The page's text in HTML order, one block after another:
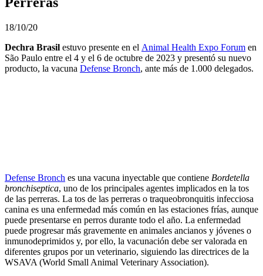
18/10/20
Dechra Brasil estuvo presente en el Animal Health Expo Forum en
São Paulo entre el 4 y el 6 de octubre de 2023 y presentó su nuevo
producto, la vacuna Defense Bronch, ante más de 1.000 delegados.
Defense Bronch es una vacuna inyectable que contiene Bordetella
bronchiseptica, uno de los principales agentes implicados en la tos
de las perreras. La tos de las perreras o traqueobronquitis infecciosa
canina es una enfermedad más común en las estaciones frías, aunque
puede presentarse en perros durante todo el año. La enfermedad
puede progresar más gravemente en animales ancianos y jóvenes o
inmunodeprimidos y, por ello, la vacunación debe ser valorada en
diferentes grupos por un veterinario, siguiendo las directrices de la
WSAVA (World Small Animal Veterinary Association).